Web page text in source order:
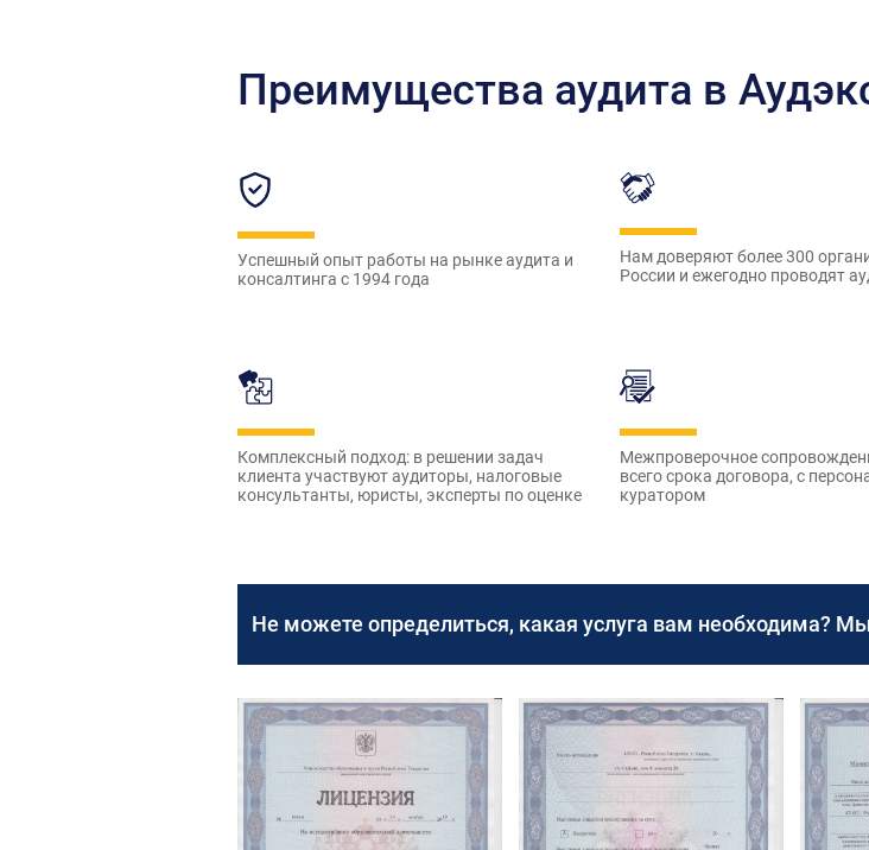
Преимущества аудита в
Успешный опыт работы на рынке аудита и
консалтинга с 1994 года
Нам доверяют более 300
России и ежегодно проводят
Комплексный подход: в решении задач
клиента участвуют аудиторы, налоговые
консультанты, юристы, эксперты по оценке
Межпроверочное
всего срока договора, с
куратором
Не можете определиться, какая услуга вам необходима?